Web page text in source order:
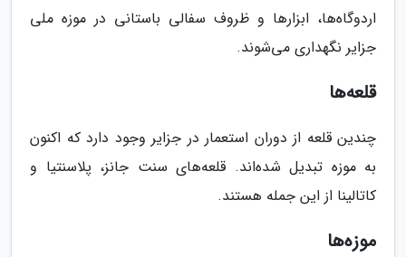
اردوگاه‌ها، ابزارها و ظروف سفالی باستانی در موزه ملی
جزایر نگهداری می‌شوند.
قلعه‌ها
چندین قلعه از دوران استعمار در جزایر وجود دارد که اکنون
به موزه تبدیل شده‌اند. قلعه‌های سنت جانز، پلاسنتیا و
کاتالینا از این جمله هستند.
موزه‌ها